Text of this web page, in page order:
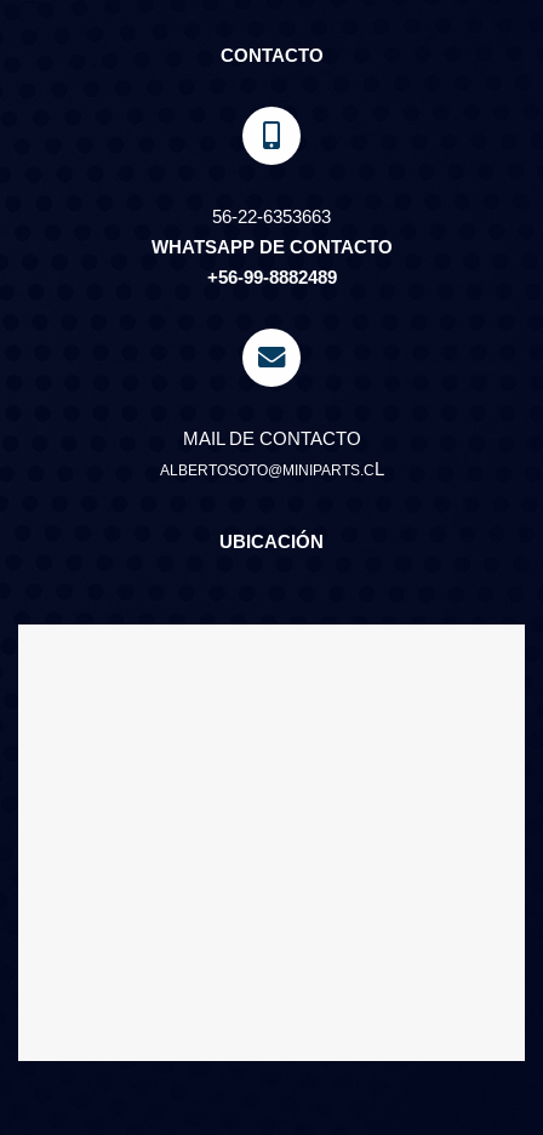
CONTACTO
56-22-6353663
WHATSAPP DE CONTACTO
+56-99-8882489
MAIL DE CONTACTO
ALBERTOSOTO@MINIPARTS.CL
UBICACIÓN